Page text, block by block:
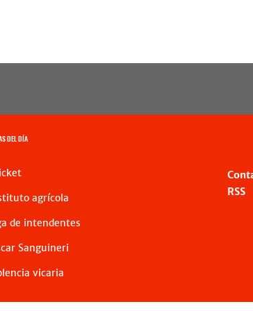
DEL DÍA
agrícola
de intendentes
Sanguineri
vicaria
RSS